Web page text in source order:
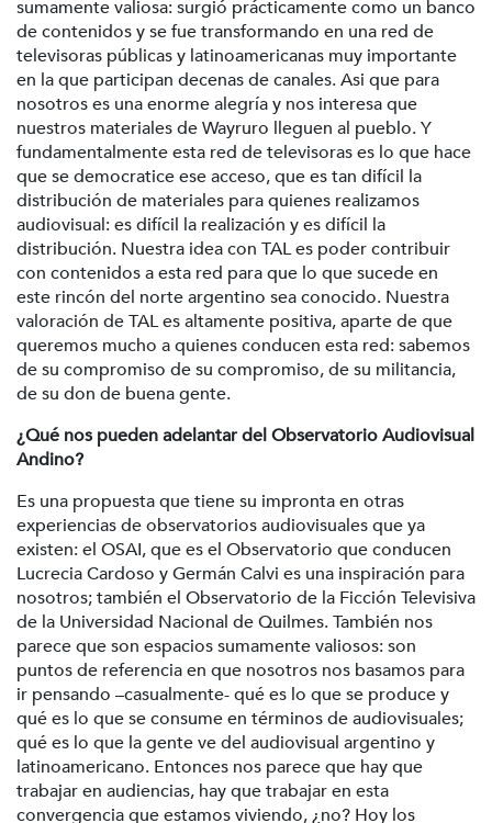
sumamente valiosa: surgió prácticamente como un banco
de contenidos y se fue transformando en una red de
televisoras públicas y latinoamericanas muy importante
en la que participan decenas de canales. Asi que para
nosotros es una enorme alegría y nos interesa que
nuestros materiales de Wayruro lleguen al pueblo. Y
fundamentalmente esta red de televisoras es lo que hace
que se democratice ese acceso, que es tan difícil la
distribución de materiales para quienes realizamos
audiovisual: es difícil la realización y es difícil la
distribución. Nuestra idea con TAL es poder contribuir
con contenidos a esta red para que lo que sucede en
este rincón del norte argentino sea conocido. Nuestra
valoración de TAL es altamente positiva, aparte de que
queremos mucho a quienes conducen esta red: sabemos
de su compromiso de su compromiso, de su militancia,
de su don de buena gente.
¿Qué nos pueden adelantar del Observatorio Audiovisual
Andino?
Es una propuesta que tiene su impronta en otras
experiencias de observatorios audiovisuales que ya
existen: el OSAI, que es el Observatorio que conducen
Lucrecia Cardoso y Germán Calvi es una inspiración para
nosotros; también el Observatorio de la Ficción Televisiva
de la Universidad Nacional de Quilmes. También nos
parece que son espacios sumamente valiosos: son
puntos de referencia en que nosotros nos basamos para
ir pensando –casualmente- qué es lo que se produce y
qué es lo que se consume en términos de audiovisuales;
qué es lo que la gente ve del audiovisual argentino y
latinoamericano. Entonces nos parece que hay que
trabajar en audiencias, hay que trabajar en esta
convergencia que estamos viviendo, ¿no? Hoy los